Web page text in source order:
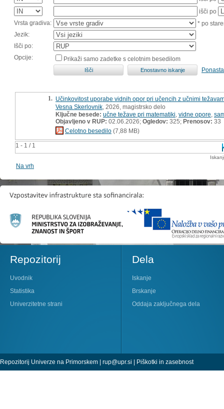
išči po
Vrsta gradiva:
* po
Jezik:
Išči po:
Opcije:
Prikaži samo zadetke s celotnim besedilom
1 - 1 / 1
1. Učinkovitost uporabe vidnih opor pri učencih z učnimi
Vesna Skerlovnik , 2026, magistrsko delo
Ključne besede: učne težave pri matematiki vidne opore
Objavljeno v RUP: 02.06.2026; Ogledov: 325; Prenosov: 33
Celotno besedilo (7,88 MB)
Na vrh
Repozitorij
Uvodnik
Statistika
Univerzitetne strani
Dela
Iskanje
Brskanje
Oddaja zaključnega dela
Repozitorij Univerze na Primorskem | rup@upr.si | Piškotki in zasebnost